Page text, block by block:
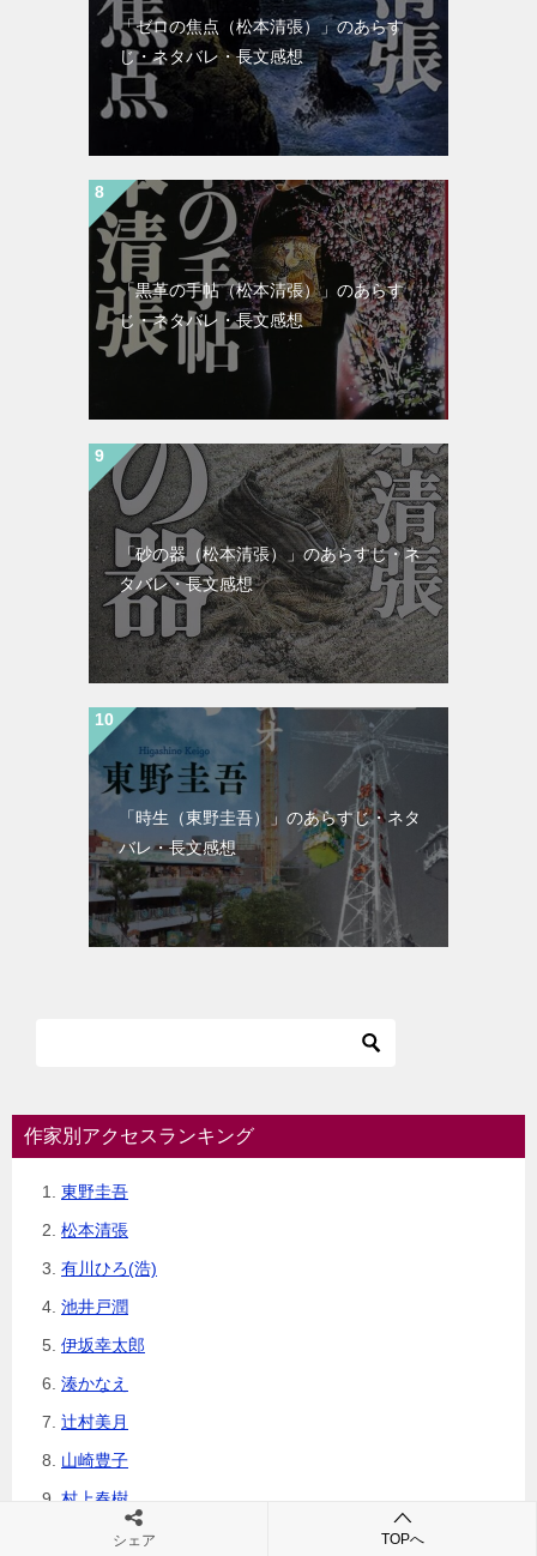
「ゼロの焦点（松本清張）」のあらす
じ・ネタバレ・長文感想
「黒革の手帖（松本清張）」のあらす
じ・ネタバレ・長文感想
「砂の器（松本清張）」のあらすじ・ネ
タバレ・長文感想
「時生（東野圭吾）」のあらすじ・ネタ
バレ・長文感想
作家別アクセスランキング
東野圭吾
松本清張
有川ひろ(浩)
池井戸潤
伊坂幸太郎
湊かなえ
辻村美月
山崎豊子
村上春樹
シェア TOPへ